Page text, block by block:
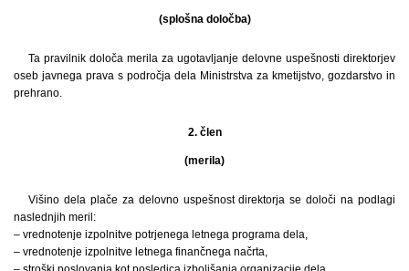
(splošna določba)
Ta pravilnik določa merila za ugotavljanje delovne uspešnosti direktorjev
oseb javnega prava s področja dela Ministrstva za kmetijstvo, gozdarstvo in
prehrano.
2. člen
(merila)
Višino dela plače za delovno uspešnost direktorja se določi na podlagi
naslednjih meril:
– vrednotenje izpolnitve potrjenega letnega programa dela,
– vrednotenje izpolnitve letnega finančnega načrta,